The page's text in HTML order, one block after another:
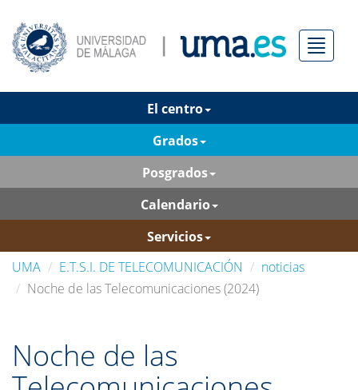
Menú
El centro
Grados
Posgrados
Calendario
Servicios
UMA
E.T.S.I. DE TELECOMUNICACIÓN
noticias
Noche de las Telecomunicaciones (2024)
Noche de las